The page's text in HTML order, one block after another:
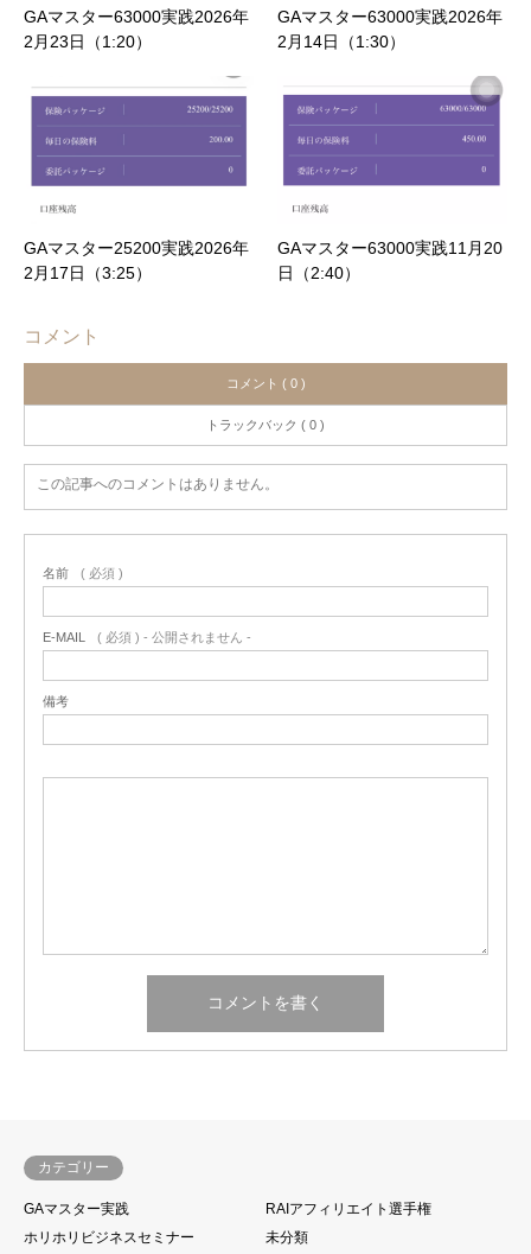
GAマスター63000実践2026年
2月23日（1:20）
GAマスター63000実践2026年
2月14日（1:30）
GAマスター25200実践2026年
2月17日（3:25）
GAマスター63000実践11月20
日（2:40）
コメント
コメント ( 0 )
トラックバック ( 0 )
この記事へのコメントはありません。
名前 ( 必須 )
E-MAIL ( 必須 ) - 公開されません -
備考
カテゴリー
GAマスター実践
RAIアフィリエイト選手権
ホリホリビジネスセミナー
未分類